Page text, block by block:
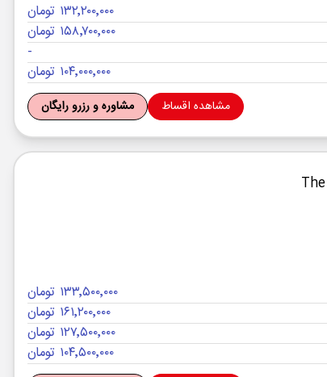
۱۳۲٬۲۰۰٬۰۰۰ تومان
۱۵۸٬۷۰۰٬۰۰۰ تومان
-
۱۰۴٬۰۰۰٬۰۰۰ تومان
مشاهده اقساط مشاوره و رزرو رایگان
۱۳۳٬۵۰۰٬۰۰۰ تومان
۱۶۱٬۲۰۰٬۰۰۰ تومان
۱۲۷٬۵۰۰٬۰۰۰ تومان
۱۰۴٬۵۰۰٬۰۰۰ تومان